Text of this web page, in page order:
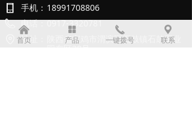
手机： 18991708806
电话：0917-3320781
地址：
陕西省宝鸡市渭滨区石鼓镇石鼓工业
낀
首页
넒
产品
끅
一键拨号
끇
联系